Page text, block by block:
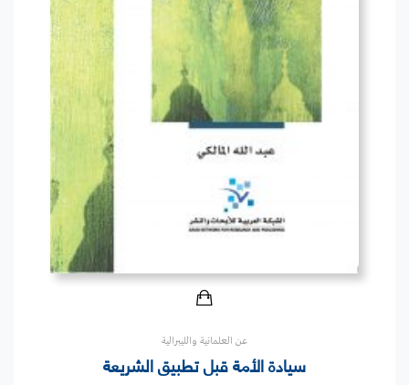
عن العلمانية والليبرالية
سيادة الأمة قبل تطبيق الشريعة